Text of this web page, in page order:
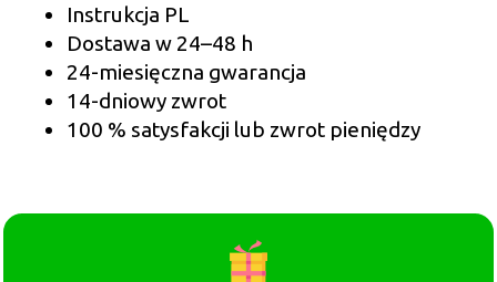
Instrukcja PL
Dostawa w 24–48 h
24-miesięczna gwarancja
14-dniowy zwrot
100 % satysfakcji lub zwrot pieniędzy